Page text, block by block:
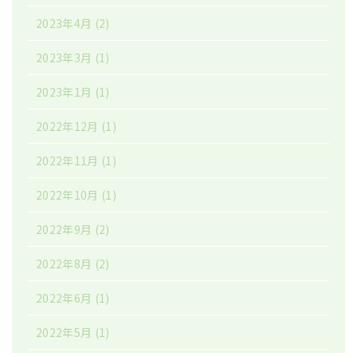
2023年4月 (2)
2023年3月 (1)
2023年1月 (1)
2022年12月 (1)
2022年11月 (1)
2022年10月 (1)
2022年9月 (2)
2022年8月 (2)
2022年6月 (1)
2022年5月 (1)